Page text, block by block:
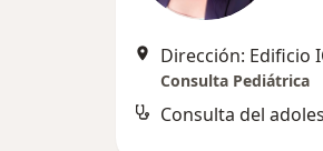
Consulta Pediátrica
Consulta del